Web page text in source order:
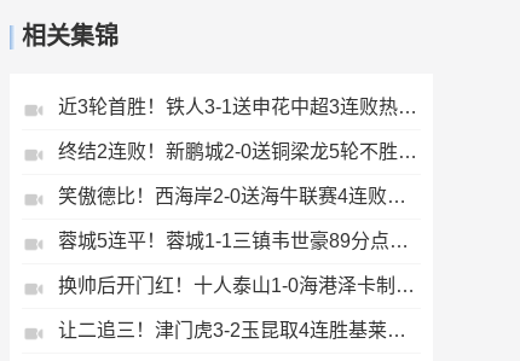
相关集锦
近3轮首胜！铁人3-1送申花中超3连败热菲尼奥双响邦本宜裕传射
终结2连败！新鹏城2-0送铜梁龙5轮不胜37岁姜至鹏破门韦斯利建功
笑傲德比！西海岸2-0送海牛联赛4连败海牛仍垫底西海岸升至第二
蓉城5连平！蓉城1-1三镇韦世豪89分点射救主费利佩造点李昂破门
换帅后开门红！十人泰山1-0海港泽卡制胜于金永扑点海港三球被吹
让二追三！津门虎3-2玉昆取4连胜基莱斯读秒绝杀萨尔瓦多破门